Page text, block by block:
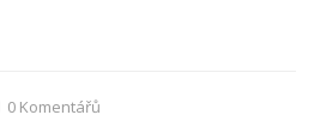
0 Komentářů